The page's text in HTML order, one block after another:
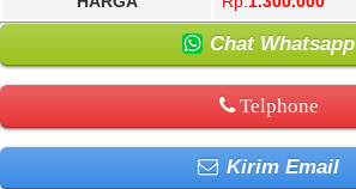
Chat Whatsapp
Telphone
Kirim Email